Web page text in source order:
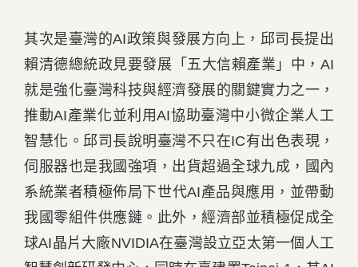
其次是臺灣的AI政策與發展方向上，邱司長提出
賴清德總統政見要發展「五大信賴產業」中，AI
就是強化臺灣科技與經濟發展的關鍵實力之一，
推動AI產業化並利用AI協助臺灣中小微企業人工
智慧化。邱司長說明臺灣不只在IC有出色表現，
伺服器也是我國強項，出貨超過全球九成，國內
系統業者積極佈局下世代AI產品與應用，並帶動
我國零組件供應鏈。此外，經濟部並積極促成全
球AI晶片大廠NVIDIA在臺灣設立亞太第一個人工